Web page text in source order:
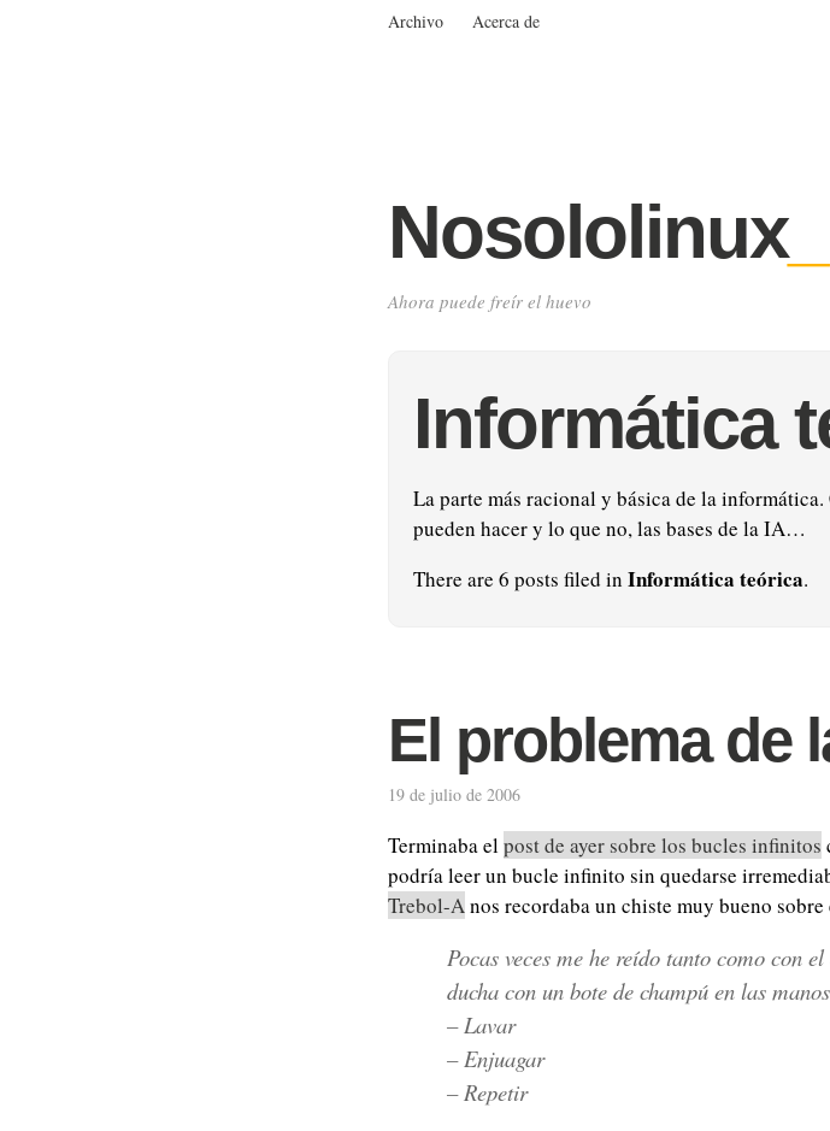
Archivo Acerca de
Nosololinux_
Ahora puede freír el huevo
Informática
La parte más racional y básica de la
pueden hacer y lo que no, las bases de la IA…
There are 6 posts filed in Informática teórica.
El problema de
19 de julio de 2006
Terminaba elpost de ayer sobre los bucles infinitos
podría leer un bucle infinito sin quedarse
Trebol-Anos recordaba un chiste muy bueno sobre
Pocas veces me he reído tanto como con
ducha con un bote de champú en las
– Lavar
– Enjuagar
– Repetir